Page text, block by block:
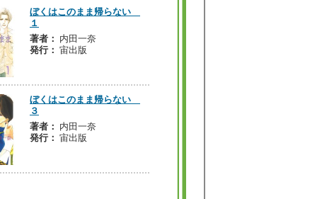
ぼくはこのまま帰らない
１
著者： 内田一奈
発行： 宙出版
ぼくはこのまま帰らない
３
著者： 内田一奈
発行： 宙出版